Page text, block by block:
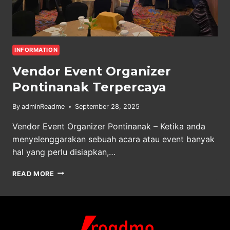
INFORMATION
Vendor Event Organizer
Pontinanak Terpercaya
By adminReadme September 28, 2025
Vendor Event Organizer Pontinanak – Ketika anda
menyelenggarakan sebuah acara atau event banyak
hal yang perlu disiapkan,…
READ MORE VENDOR